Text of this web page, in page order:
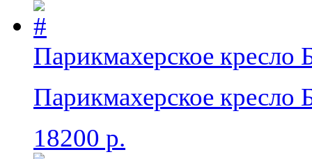
Парикмахерское кресло
Парикмахерское кресло
18200 р.